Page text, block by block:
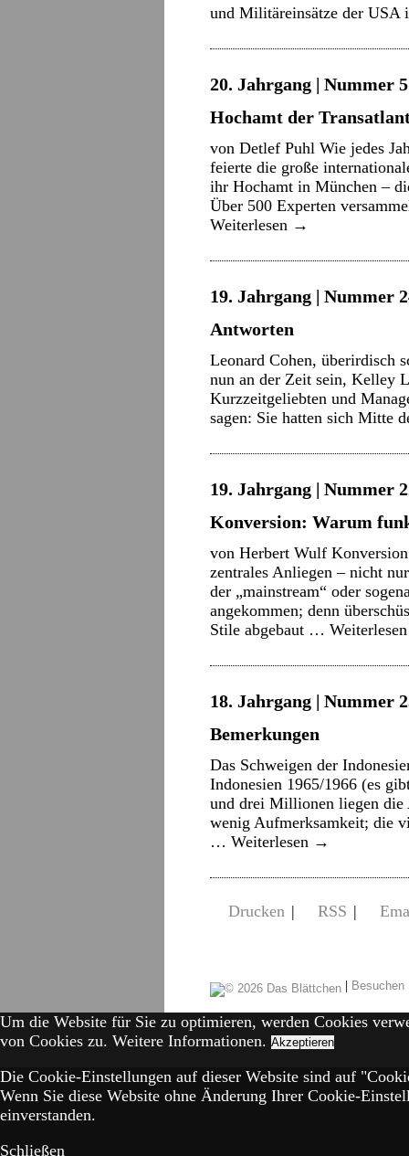
und Militäreinsätze der
20. Jahrgang | Nummer
Hochamt der
von Detlef Puhl Wie jedes
feierte die große
ihr Hochamt in München –
Über 500 Experten
Weiterlesen →
19. Jahrgang | Nummer
Antworten
Leonard Cohen, überirdisch
nun an der Zeit sein, Kelley
Kurzzeitgeliebten und
sagen: Sie hatten sich Mitte
19. Jahrgang | Nummer
Konversion: Warum
von Herbert Wulf
zentrales Anliegen – nicht
der „mainstream“ oder
angekommen; denn
Stile abgebaut …
18. Jahrgang | Nummer
Bemerkungen
Das Schweigen der
Indonesien 1965/1966 (es
und drei Millionen liegen die
wenig Aufmerksamkeit; die
… Weiterlesen →
Drucken | RSS |
|
Um die Website für Sie zu optimieren, werden Cookies
von Cookies zu. Weitere Informationen. Akzeptieren
Die Cookie-Einstellungen auf dieser Website sind auf
Wenn Sie diese Website ohne Änderung Ihrer Cookie-
einverstanden.
Schließen